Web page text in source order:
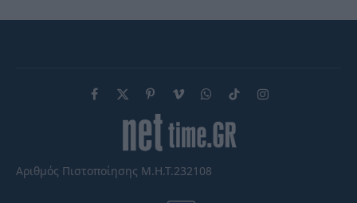
Facebook
X
(Twitter)
PinterestVimeoWhatsApp
TikTokInstagram
Αριθμός Πιστοποίησης Μ.Η.Τ.232108